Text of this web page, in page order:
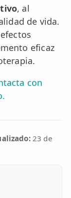
, al
de vida.
eficaz
con
23 de